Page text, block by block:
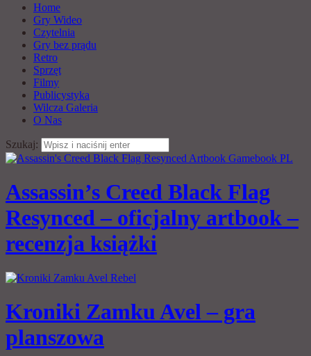
Home
Gry Wideo
Czytelnia
Gry bez prądu
Retro
Sprzęt
Filmy
Publicystyka
Wilcza Galeria
O Nas
Szukaj:
Assassin’s Creed Black Flag
Resynced – oficjalny artbook –
recenzja książki
Kroniki Zamku Avel – gra
planszowa